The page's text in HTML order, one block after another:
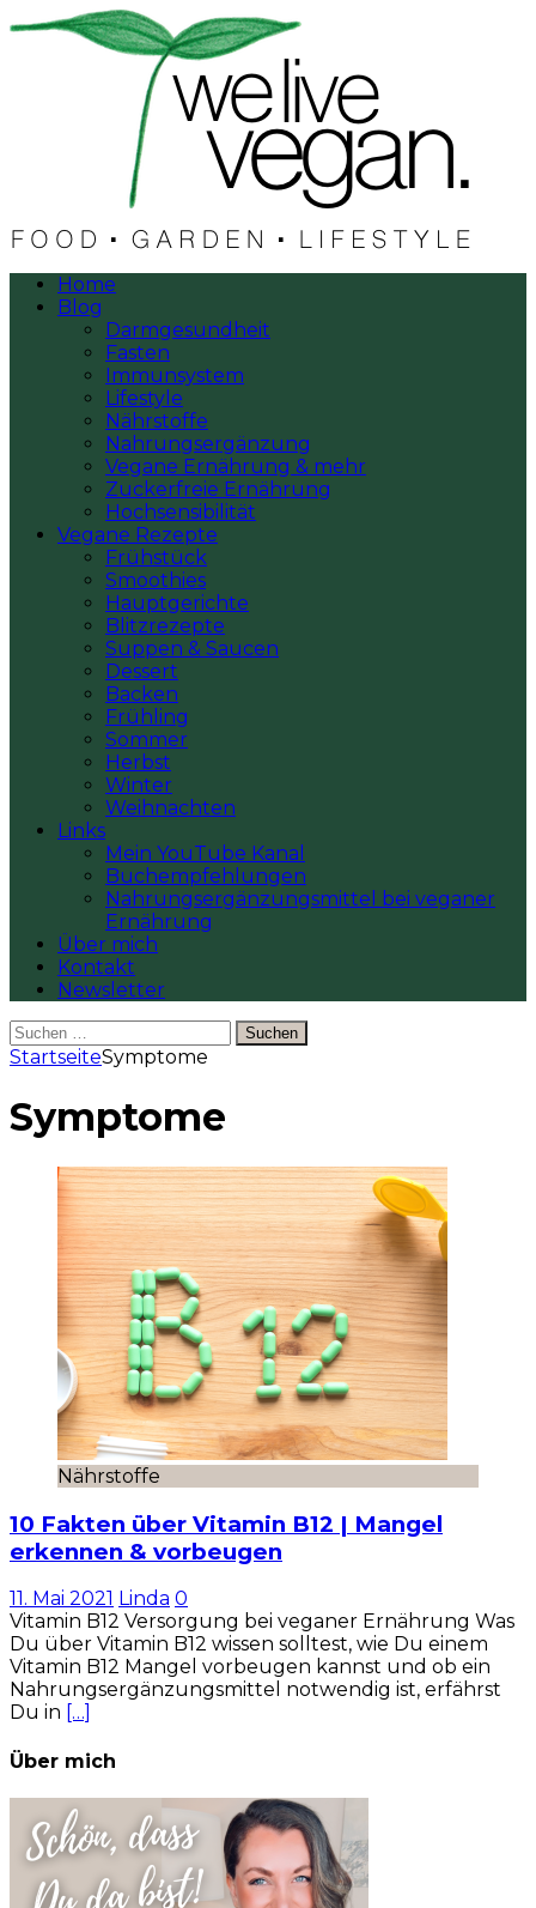
Home
Blog
Darmgesundheit
Fasten
Immunsystem
Lifestyle
Nährstoffe
Nahrungsergänzung
Vegane Ernährung & mehr
Zuckerfreie Ernährung
Hochsensibilität
Vegane Rezepte
Frühstück
Smoothies
Hauptgerichte
Blitzrezepte
Suppen & Saucen
Dessert
Backen
Frühling
Sommer
Herbst
Winter
Weihnachten
Links
Mein YouTube Kanal
Buchempfehlungen
Nahrungsergänzungsmittel bei veganer
Ernährung
Über mich
Kontakt
Newsletter
Suchen
nach:
StartseiteSymptome
Symptome
Nährstoffe
10 Fakten über Vitamin B12 | Mangel
erkennen & vorbeugen
11. Mai 2021 Linda 0
Vitamin B12 Versorgung bei veganer Ernährung Was
Du über Vitamin B12 wissen solltest, wie Du einem
Vitamin B12 Mangel vorbeugen kannst und ob ein
Nahrungsergänzungsmittel notwendig ist, erfährst
Du in […]
Über mich